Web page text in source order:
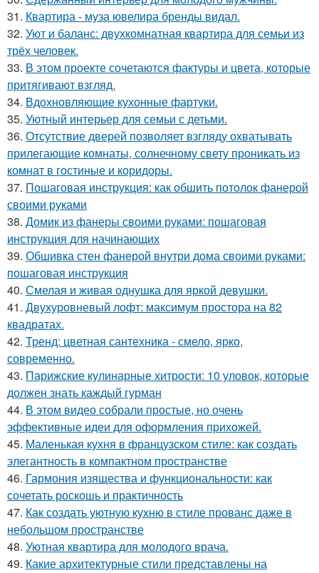
31. Квартира - муза ювелира бренды видал.
32. Уют и баланс: двухкомнатная квартира для семьи из
трёх человек.
33. В этом проекте сочетаются фактуры и цвета, которые
притягивают взгляд.
34. Вдохновляющие кухонные фартуки.
35. Уютный интерьер для семьи с детьми.
36. Отсутствие дверей позволяет взгляду охватывать
прилегающие комнаты, солнечному свету проникать из
комнат в гостиные и коридоры.
37. Пошаговая инструкция: как обшить потолок фанерой
своими руками
38. Домик из фанеры своими руками: пошаговая
инструкция для начинающих
39. Обшивка стен фанерой внутри дома своими руками:
пошаговая инструкция
40. Смелая и живая однушка для яркой девушки.
41. Двухуровневый лофт: максимум простора на 82
квадратах.
42. Тренд: цветная сантехника - смело, ярко,
современно.
43. Парижские кулинарные хитрости: 10 уловок, которые
должен знать каждый гурман
44. В этом видео собрали простые, но очень
эффективные идеи для оформления прихожей.
45. Маленькая кухня в французском стиле: как создать
элегантность в компактном пространстве
46. Гармония изящества и функциональности: как
сочетать роскошь и практичность
47. Как создать уютную кухню в стиле прованс даже в
небольшом пространстве
48. Уютная квартира для молодого врача.
49. Какие архитектурные стили представлены на